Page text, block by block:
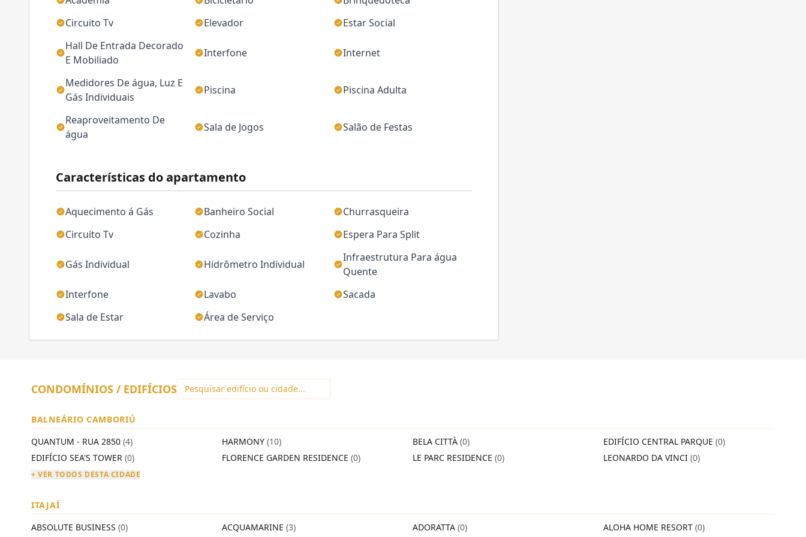
Circuito Tv
Elevador
Estar Social
Hall De Entrada Decorado
E Mobiliado
Interfone Internet
Medidores De água, Luz E
Gás Individuais
Piscina Piscina Adulta
Reaproveitamento De
água
Sala de Jogos Salão de Festas
Características do apartamento
Aquecimento á Gás Banheiro Social
Churrasqueira
Circuito Tv
Cozinha Espera Para Split
Gás Individual Hidrômetro Individual
Infraestrutura Para água
Quente
Interfone
Lavabo
Sacada
Sala de Estar
Área de Serviço
CONDOMÍNIOS / EDIFÍCIOS
BALNEÁRIO CAMBORIÚ
QUANTUM - RUA 2850 (4) HARMONY (10) BELA CITTÀ (0) EDIFÍCIO CENTRAL PARQUE (0)
EDIFÍCIO SEA'S TOWER (0) FLORENCE GARDEN RESIDENCE (0) LE PARC RESIDENCE (0) LEONARDO DA VINCI (0)
+ VER TODOS DESTA CIDADE
ITAJAÍ
ABSOLUTE BUSINESS (0) ACQUAMARINE (3) ADORATTA (0) ALOHA HOME RESORT (0)